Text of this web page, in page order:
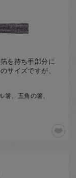
を持ち手部分に
サイズですが、
箸、五角の箸、